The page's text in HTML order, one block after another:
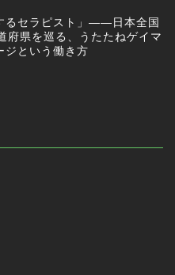
るセラピスト」——日本全国
府県を巡る、うたたねゲイマ
ジという働き方